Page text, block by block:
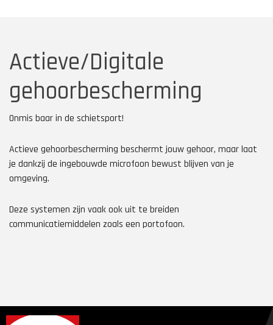
Actieve/Digitale
gehoorbescherming
Onmis baar in de schietsport!
Actieve gehoorbescherming beschermt jouw gehoor, maar laat
je dankzij de ingebouwde microfoon bewust blijven van je
omgeving.
Deze systemen zijn vaak ook uit te breiden
communicatiemiddelen zoals een portofoon.